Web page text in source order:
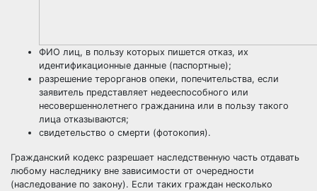
ФИО лиц, в пользу которых пишется отказ, их
идентификационные данные (паспортные);
разрешение терорганов опеки, попечительства, если
заявитель представляет недееспособного или
несовершеннолетнего гражданина или в пользу такого
лица отказываются;
свидетельство о смерти (фотокопия).
Гражданский кодекс разрешает наследственную часть отдавать
любому наследнику вне зависимости от очередности
(наследование по закону). Если таких граждан несколько